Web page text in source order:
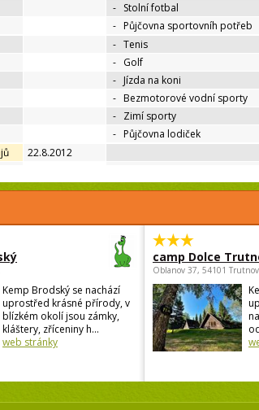
- Stolní fotbal
- Půjčovna sportovníh potřeb
- Tenis
- Golf
- Jízda na koni
- Bezmotorové vodní sporty
- Zimí sporty
- Půjčovna lodiček
22.8.2012
Kemp Brodský se nachází
uprostřed krásné přírody, v
blízkém okolí jsou zámky,
kláštery, zříceniny h...
web stránky
camp Dolce
Oblanov 37, 54101 Trutnov